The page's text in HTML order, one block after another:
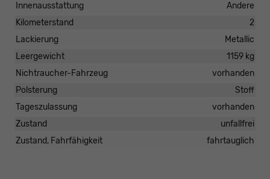
Innenausstattung
Andere
Kilometerstand
2
Lackierung
Metallic
Leergewicht
1159 kg
Nichtraucher-Fahrzeug
vorhanden
Polsterung
Stoff
Tageszulassung
vorhanden
Zustand
unfallfrei
Zustand, Fahrfähigkeit
fahrtauglich